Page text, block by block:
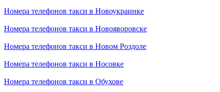
Номера телефонов такси в Новоукраинке
Номера телефонов такси в Новояворовске
Номера телефонов такси в Новом Роздоле
Номера телефонов такси в Носовке
Номера телефонов такси в Обухове